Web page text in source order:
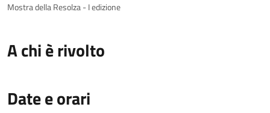
Mostra della Resolza - I edizione
A chi è rivolto
Date e orari